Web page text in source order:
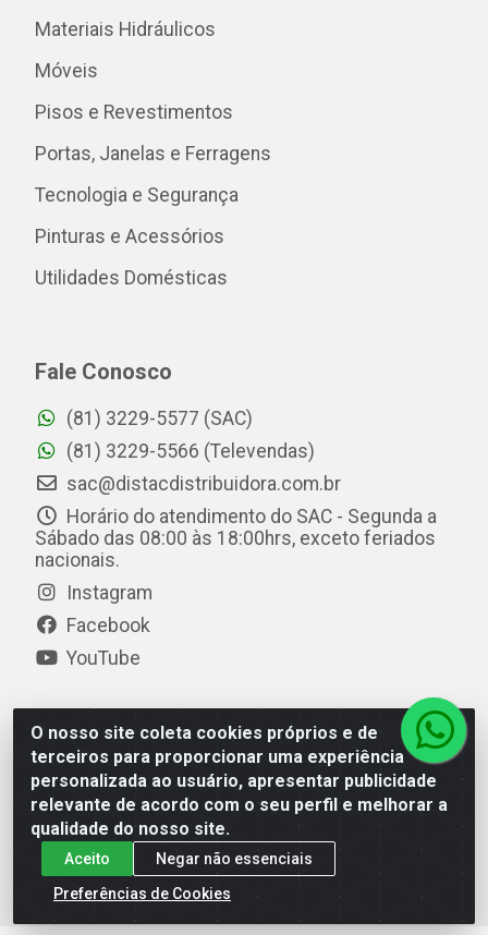
O nosso site coleta cookies próprios e de
terceiros para proporcionar uma experiência
personalizada ao usuário, apresentar publicidade
relevante de acordo com o seu perfil e melhorar a
qualidade do nosso site.
Aceito
Negar não essenciais
Preferências de Cookies
Materiais Hidráulicos
Móveis
Pisos e Revestimentos
Portas, Janelas e Ferragens
Tecnologia e Segurança
Pinturas e Acessórios
Utilidades Domésticas
Fale Conosco
(81) 3229-5577 (SAC)
(81) 3229-5566 (Televendas)
sac@distacdistribuidora.com.br
Horário do atendimento do SAC - Segunda a
Sábado das 08:00 às 18:00hrs, exceto feriados
nacionais.
Instagram
Facebook
YouTube
Distac Distribuidora - Av. Durval de Góes Monteiro, 7049
- Jardim Petrópolis - Maceió/AL - CEP 57061-000 - CNPJ
08.072.649/0001-20